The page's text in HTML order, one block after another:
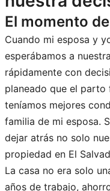
El momento
Cuando mi esposa y
esperábamos a
rápidamente con
planeado que el parto
teníamos mejores
familia de mi esposa.
dejar atrás no solo
propiedad en El
La casa no era solo
años de trabajo,